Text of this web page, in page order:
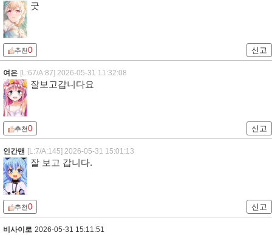
굿
추천0 신고
여은 [L:67/A:87] 2026-05-31 11:32:08
잘보고갑니다요
추천0 신고
인간맨 [L:7/A:145] 2026-05-31 15:01:13
잘 보고 갑니다.
추천0 신고
비사이로 2026-05-31 15:11:51